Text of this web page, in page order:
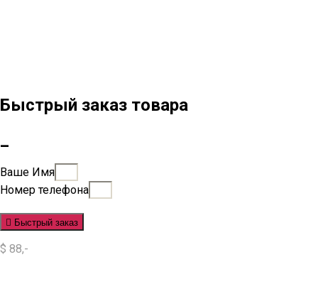
Быстрый заказ товара
Ваше Имя
Номер телефона
Быстрый заказ
$ 88,-